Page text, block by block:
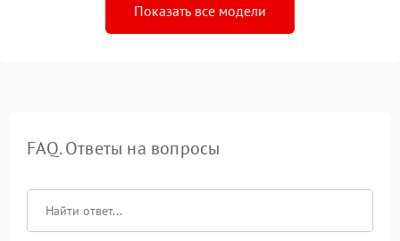
Показать все модели
FAQ. Ответы на вопросы